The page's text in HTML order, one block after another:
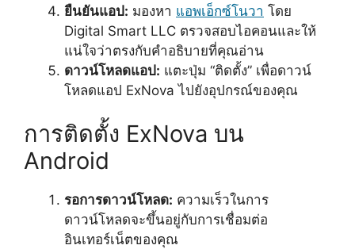
ยืนยันแอป: มองหา แอพเอ็กซ์โนวา โดย
Digital Smart LLC ตรวจสอบไอคอนและให้
แน่ใจว่าตรงกับคำอธิบายที่คุณอ่าน
ดาวน์โหลดแอป: แตะปุ่ม “ติดตั้ง” เพื่อดาวน์
โหลดแอป ExNova ไปยังอุปกรณ์ของคุณ
การติดตั้ง ExNova บน
Android
รอการดาวน์โหลด: ความเร็วในการ
ดาวน์โหลดจะขึ้นอยู่กับการเชื่อมต่อ
อินเทอร์เน็ตของคุณ